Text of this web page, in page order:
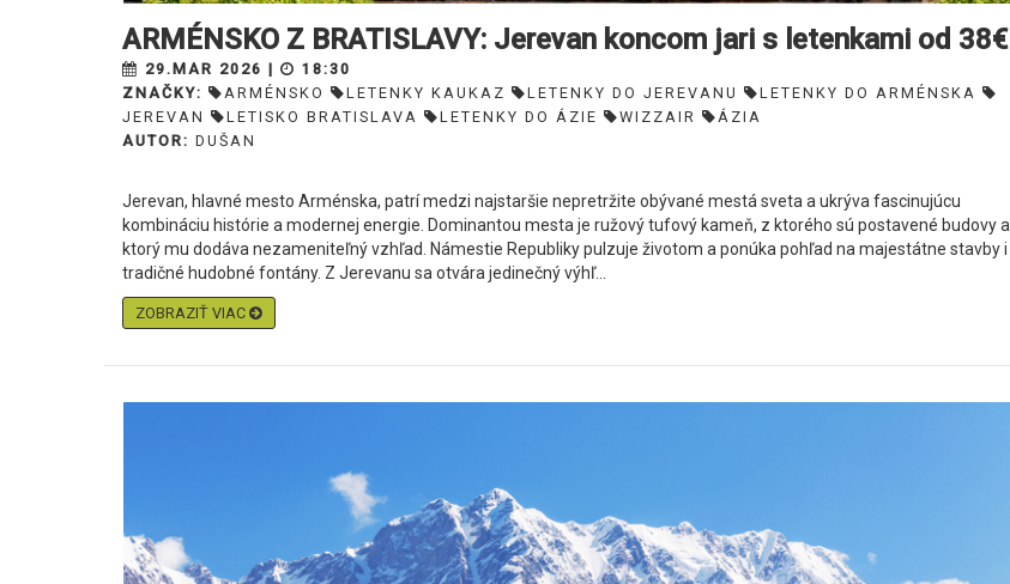
ARMÉNSKO Z BRATISLAVY: Jerevan koncom jari s letenkami od 38€
29.MAR 2026 |
18:30
ZNAČKY:
ARMÉNSKO LETENKY KAUKAZ LETENKY DO JEREVANU
LETENKY DO ARMÉNSKA
JEREVAN
LETISKO BRATISLAVA LETENKY DO ÁZIE WIZZAIR
ÁZIA
AUTOR: DUŠAN
Jerevan, hlavné mesto Arménska, patrí medzi najstaršie nepretržite obývané mestá sveta a ukrýva fascinujúcu
kombináciu histórie a modernej energie. Dominantou mesta je ružový tufový kameň, z ktorého sú postavené budovy a
ktorý mu dodáva nezameniteľný vzhľad. Námestie Republiky pulzuje životom a ponúka pohľad na majestátne stavby i
tradičné hudobné fontány. Z Jerevanu sa otvára jedinečný výhľ...
ZOBRAZIŤ VIAC